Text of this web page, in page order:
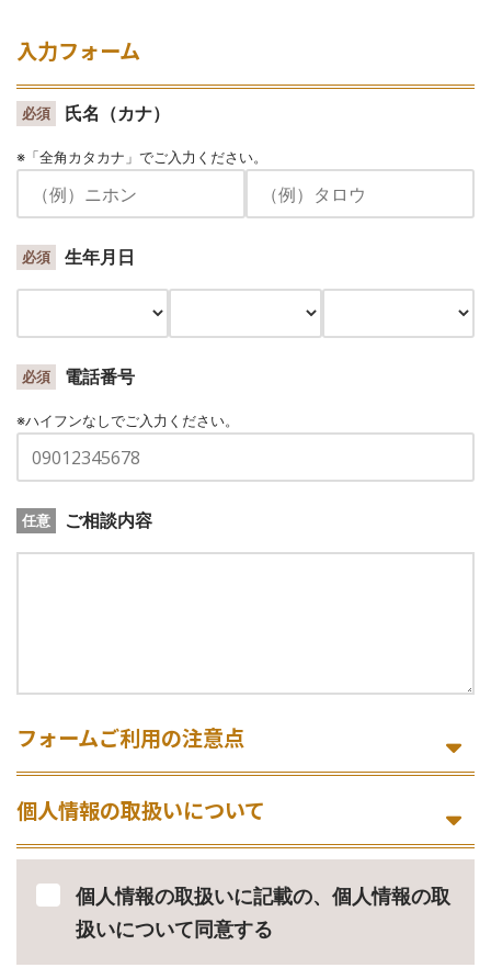
入力フォーム
必須 氏名（カナ）
※「全角カタカナ」でご入力ください。
必須 生年月日
必須 電話番号
※ハイフンなしでご入力ください。
任意 ご相談内容
フォームご利用の注意点
個人情報の取扱いについて
個人情報の取扱いに記載の、個人情報の取
扱いについて同意する